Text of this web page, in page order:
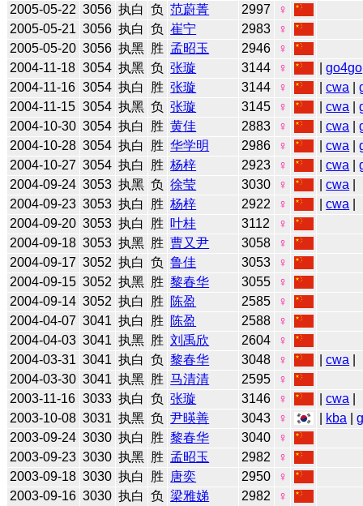
2005-05-22 3056 执白 负 范蔚菁 2997
♀
2005-05-21 3056 执白 负 崔宁 2983
♀
2005-05-20 3056 执黑 胜 孟昭玉 2946
♀
2004-11-18 3054 执黑 负 张璇 3144 ♀ |go4go
2004-11-16 3054 执白 胜 张璇 3144 ♀ |cwa |
2004-11-15 3054 执黑 负 张璇 3145 ♀ |cwa |
2004-10-30 3054 执白 胜 黄佳 2883 ♀ |cwa |
2004-10-28 3054 执白 胜 华学明 2986 ♀ |cwa |
2004-10-27 3054 执白 胜 杨梓 2923 ♀ |cwa |
2004-09-24 3053 执黑 负 徐莹 3030 ♀ |cwa
2004-09-23 3053 执白 胜 杨梓 2922 ♀ |cwa
2004-09-20 3053 执白 胜 叶桂 3112
♀
2004-09-18 3053 执黑 胜 曹又尹 3058
♀
2004-09-17 3052 执白 负 鲁佳 3053
♀
2004-09-15 3052 执黑 胜 黎春华 3055
♀
2004-09-14 3052 执白 胜 陈盈 2585
♀
2004-04-07 3041 执白 胜 陈盈 2588
♀
2004-04-03 3041 执黑 胜 刘禹欣 2604
♀
2004-03-31 3041 执白 负 黎春华 3048 ♀ |cwa
2004-03-30 3041 执黑 胜 马清清 2595
♀
2003-11-16 3033 执白 负 张璇 3146 ♀ |cwa
2003-10-08 3031 执黑 负 尹暎善 3043 ♀ kba |
2003-09-24 3030 执白 胜 黎春华 3040
♀
2003-09-23 3030 执黑 胜 孟昭玉 2982
♀
2003-09-18 3030 执白 胜 唐奕 2950
♀
2003-09-16 3030 执白 负 梁雅娣 2982
♀